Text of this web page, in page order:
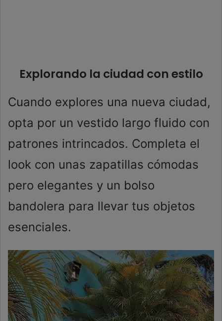
Explorando la ciudad con estilo
Cuando explores una nueva ciudad,
opta por un vestido largo fluido con
patrones intrincados. Completa el
look con unas zapatillas cómodas
pero elegantes y un bolso
bandolera para llevar tus objetos
esenciales.